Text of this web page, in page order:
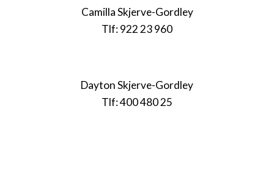
Camilla Skjerve-Gordley
Tlf: 922 23 960
DaytonSkjerve-Gordley
Tlf:400 480 25